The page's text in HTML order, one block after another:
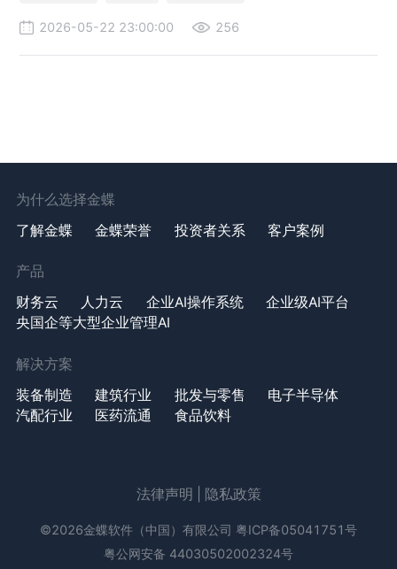
2026-05-22 23:00:00 256
为什么选择金蝶
了解金蝶
金蝶荣誉 投资者关系 客户案例
产品
财务云
人力云 企业AI操作系统
企业级AI平台
央国企等大型企业管理AI
解决方案
装备制造
建筑行业 批发与零售
电子半导体
汽配行业
医药流通 食品饮料
法律声明 隐私政策
©2026金蝶软件（中国）有限公司 粤ICP备05041751号
粤公网安备 44030502002324号